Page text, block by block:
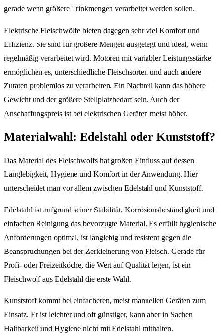
gerade wenn größere Trinkmengen verarbeitet werden sollen.
Elektrische Fleischwölfe bieten dagegen sehr viel Komfort und
Effizienz. Sie sind für größere Mengen ausgelegt und ideal, wenn
regelmäßig verarbeitet wird. Motoren mit variabler Leistungsstärke
ermöglichen es, unterschiedliche Fleischsorten und auch andere
Zutaten problemlos zu verarbeiten. Ein Nachteil kann das höhere
Gewicht und der größere Stellplatzbedarf sein. Auch der
Anschaffungspreis ist bei elektrischen Geräten meist höher.
Materialwahl: Edelstahl oder Kunststoff?
Das Material des Fleischwolfs hat großen Einfluss auf dessen
Langlebigkeit, Hygiene und Komfort in der Anwendung. Hier
unterscheidet man vor allem zwischen Edelstahl und Kunststoff.
Edelstahl ist aufgrund seiner Stabilität, Korrosionsbeständigkeit und
einfachen Reinigung das bevorzugte Material. Es erfüllt hygienische
Anforderungen optimal, ist langlebig und resistent gegen die
Beanspruchungen bei der Zerkleinerung von Fleisch. Gerade für
Profi- oder Freizeitköche, die Wert auf Qualität legen, ist ein
Fleischwolf aus Edelstahl die erste Wahl.
Kunststoff kommt bei einfacheren, meist manuellen Geräten zum
Einsatz. Er ist leichter und oft günstiger, kann aber in Sachen
Haltbarkeit und Hygiene nicht mit Edelstahl mithalten.